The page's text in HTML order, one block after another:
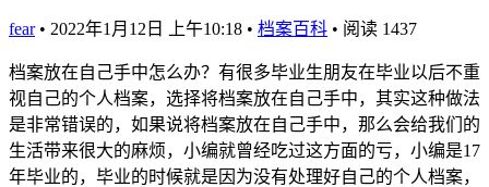
fear • 2022年1月12日 上午10:18 • 档案百科 • 阅读 1437
档案放在自己手中怎么办？有很多毕业生朋友在毕业以后不重
视自己的个人档案，选择将档案放在自己手中，其实这种做法
是非常错误的，如果说将档案放在自己手中，那么会给我们的
生活带来很大的麻烦，小编就曾经吃过这方面的亏，小编是17
年毕业的，毕业的时候就是因为没有处理好自己的个人档案，